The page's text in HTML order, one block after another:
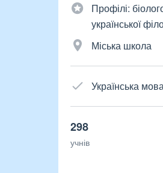
Профілі:
української
Міська школа
Українська
298
учнів